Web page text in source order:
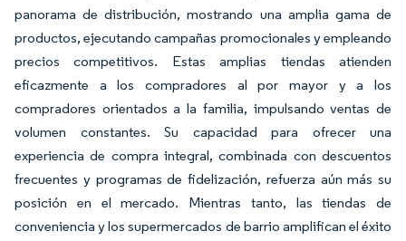
panorama de distribución, mostrando una amplia gama de
productos, ejecutando campañas promocionales y empleando
precios competitivos. Estas amplias tiendas atienden
eficazmente a los compradores al por mayor y a los
compradores orientados a la familia, impulsando ventas de
volumen constantes. Su capacidad para ofrecer una
experiencia de compra integral, combinada con descuentos
frecuentes y programas de fidelización, refuerza aún más su
posición en el mercado. Mientras tanto, las tiendas de
conveniencia y los supermercados de barrio amplifican el éxito